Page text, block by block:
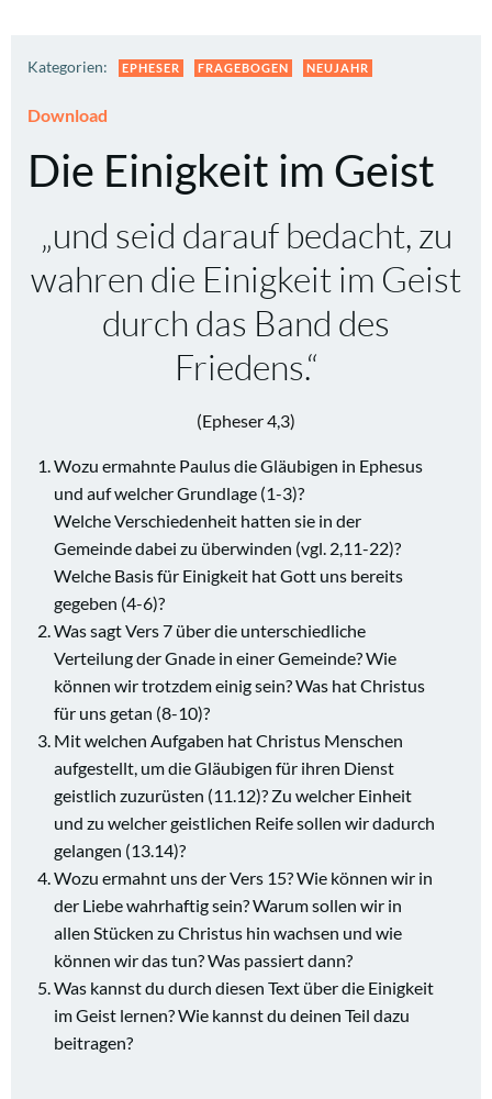
Kategorien: EPHESER FRAGEBOGEN NEUJAHR
Download
Die Einigkeit im Geist
„und seid darauf bedacht, zu
wahren die Einigkeit im Geist
durch das Band des
Friedens.“
(Epheser 4,3)
Wozu ermahnte Paulus die Gläubigen in Ephesus
und auf welcher Grundlage (1-3)?
Welche Verschiedenheit hatten sie in der
Gemeinde dabei zu überwinden (vgl. 2,11-22)?
Welche Basis für Einigkeit hat Gott uns bereits
gegeben (4-6)?
Was sagt Vers 7 über die unterschiedliche
Verteilung der Gnade in einer Gemeinde? Wie
können wir trotzdem einig sein? Was hat Christus
für uns getan (8-10)?
Mit welchen Aufgaben hat Christus Menschen
aufgestellt, um die Gläubigen für ihren Dienst
geistlich zuzurüsten (11.12)? Zu welcher Einheit
und zu welcher geistlichen Reife sollen wir dadurch
gelangen (13.14)?
Wozu ermahnt uns der Vers 15? Wie können wir in
der Liebe wahrhaftig sein? Warum sollen wir in
allen Stücken zu Christus hin wachsen und wie
können wir das tun? Was passiert dann?
Was kannst du durch diesen Text über die Einigkeit
im Geist lernen? Wie kannst du deinen Teil dazu
beitragen?